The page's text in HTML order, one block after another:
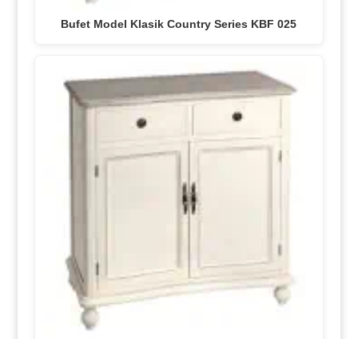
Bufet Model Klasik Country Series KBF 025